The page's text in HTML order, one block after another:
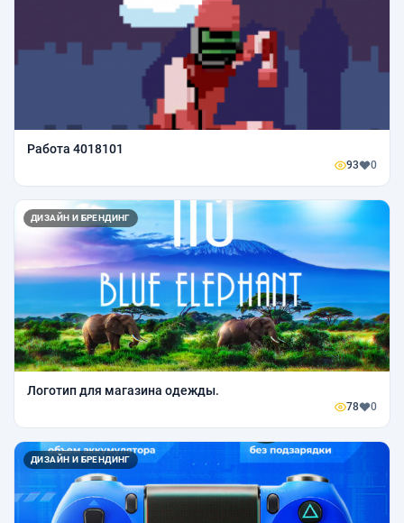
Работа 4018101
93 0
ДИЗАЙН И БРЕНДИНГ
Логотип для магазина одежды.
78 0
ДИЗАЙН И БРЕНДИНГ